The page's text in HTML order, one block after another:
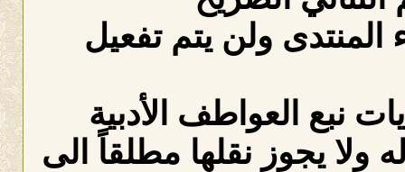
ولن يتم تفعيل
نبع العواطف الأدبية
ولا يجوز نقلها مطلقاً الى